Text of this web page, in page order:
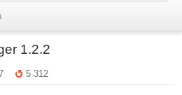
1.2.2
5 312